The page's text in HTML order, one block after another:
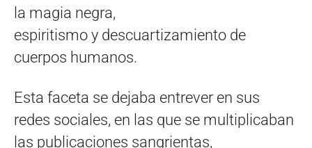
la magia negra,
espiritismo y descuartizamiento de
cuerpos humanos.
Esta faceta se dejaba entrever en sus
redes sociales, en las que se multiplicaban
las publicaciones sangrientas,